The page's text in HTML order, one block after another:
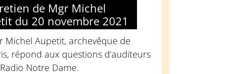
de Mgr Michel
du 20 novembre 2021
Michel Aupetit, archevêque de
répond aux questions d’auditeurs
Notre Dame.